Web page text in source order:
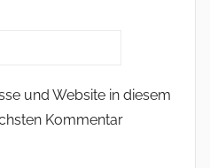
und Website in diesem
Kommentar